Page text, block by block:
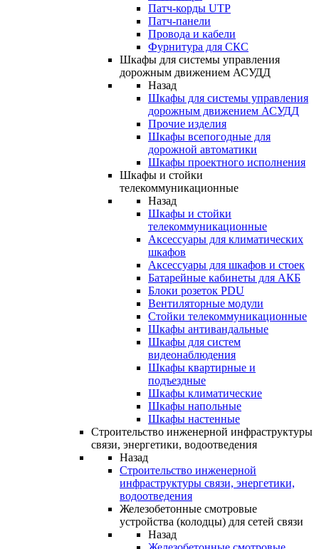
Патч-корды UTP
Патч-панели
Провода и кабели
Фурнитура для СКС
Шкафы для системы управления
дорожным движением АСУДД
Назад
Шкафы для системы управления
дорожным движением АСУДД
Прочие изделия
Шкафы всепогодные для
дорожной автоматики
Шкафы проектного исполнения
Шкафы и стойки
телекоммуникационные
Назад
Шкафы и стойки
телекоммуникационные
Аксессуары для климатических
шкафов
Аксессуары для шкафов и стоек
Батарейные кабинеты для АКБ
Блоки розеток PDU
Вентиляторные модули
Стойки телекоммуникационные
Шкафы антивандальные
Шкафы для систем
видеонаблюдения
Шкафы квартирные и
подъездные
Шкафы климатические
Шкафы напольные
Шкафы настенные
Строительство инженерной инфраструктуры
связи, энергетики, водоотведения
Назад
Строительство инженерной
инфраструктуры связи, энергетики,
водоотведения
Железобетонные смотровые
устройства (колодцы) для сетей связи
Назад